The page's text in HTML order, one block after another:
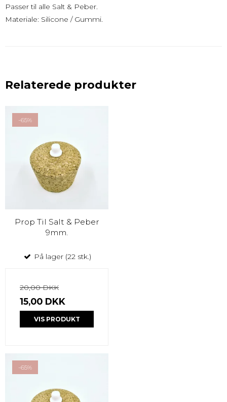
Passer til alle Salt & Peber.
Materiale: Silicone / Gummi.
Relaterede produkter
-65%
Prop Til Salt & Peber
9mm.
På lager (22 stk.)
20,00 DKK
15,00 DKK
VIS PRODUKT
-65%